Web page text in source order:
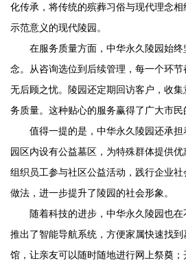
化传承，将传统的殡葬习俗与现代理念
示范意义的现代陵园。
在服务质量方面， 中华永久陵园始终
念。从咨询选位到后续管理，每一个环
无后顾之忧。陵园还定期回访客户，收
务质量。这种贴心的服务赢得了广大市民
值得一提的是， 中华永久陵园还承担
园区内设有公益墓区，为特殊群体提供
组织员工参与社区公益活动，践行企业
做法，进一步提升了陵园的社会形象。
随着科技的进步， 中华永久陵园也在
推出了智能导航系统，方便家属快速找
馆，让亲友可以随时随地进行网上祭奠